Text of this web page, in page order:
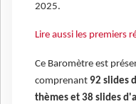
2025.
Lire aussi les premiers
Ce Baromètre est
comprenant 92 slides
thèmes et 38 slides